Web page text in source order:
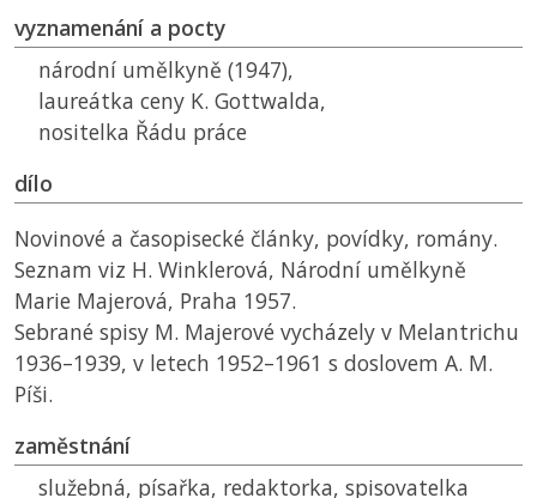
vyznamenání a pocty
národní umělkyně (1947),
laureátka ceny K. Gottwalda,
nositelka Řádu práce
dílo
Novinové a časopisecké články, povídky, romány.
Seznam viz H. Winklerová, Národní umělkyně
Marie Majerová, Praha 1957.
Sebrané spisy M. Majerové vycházely v Melantrichu
1936–1939, v letech 1952–1961 s doslovem A. M.
Píši.
zaměstnání
služebná, písařka, redaktorka, spisovatelka